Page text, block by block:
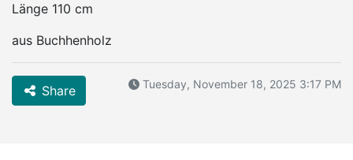
Länge 110 cm
aus Buchhenholz
Share Tuesday, November 18, 2025 3:17 PM